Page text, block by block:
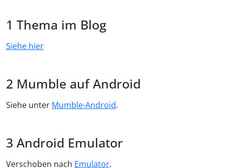
Thema im Blog
Siehe hier
Mumble auf Android
Siehe unter Mumble-Android.
Android Emulator
Verschoben nach Emulator.